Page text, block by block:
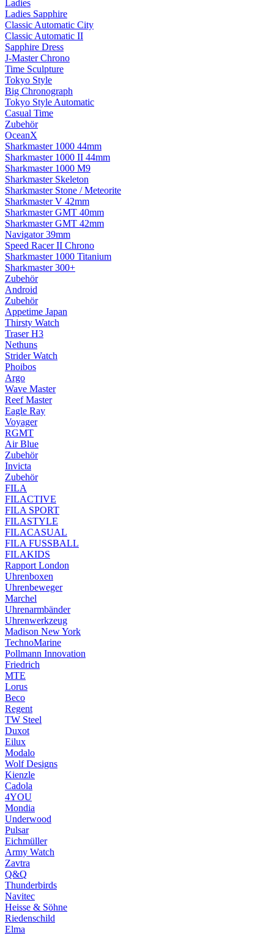
Ladies
Ladies Sapphire
Classic Automatic City
Classic Automatic II
Sapphire Dress
J-Master Chrono
Time Sculpture
Tokyo Style
Big Chronograph
Tokyo Style Automatic
Casual Time
Zubehör
OceanX
Sharkmaster 1000 44mm
Sharkmaster 1000 II 44mm
Sharkmaster 1000 M9
Sharkmaster Skeleton
Sharkmaster Stone / Meteorite
Sharkmaster V 42mm
Sharkmaster GMT 40mm
Sharkmaster GMT 42mm
Navigator 39mm
Speed Racer II Chrono
Sharkmaster 1000 Titanium
Sharkmaster 300+
Zubehör
Android
Zubehör
Appetime Japan
Thirsty Watch
Traser H3
Nethuns
Strider Watch
Phoibos
Argo
Wave Master
Reef Master
Eagle Ray
Voyager
RGMT
Air Blue
Zubehör
Invicta
Zubehör
FILA
FILACTIVE
FILA SPORT
FILASTYLE
FILACASUAL
FILA FUSSBALL
FILAKIDS
Rapport London
Uhrenboxen
Uhrenbeweger
Marchel
Uhrenarmbänder
Uhrenwerkzeug
Madison New York
TechnoMarine
Pollmann Innovation
Friedrich
MTE
Lorus
Beco
Regent
TW Steel
Duxot
Eilux
Modalo
Wolf Designs
Kienzle
Cadola
4YOU
Mondia
Underwood
Pulsar
Eichmüller
Army Watch
Zavtra
Q&Q
Thunderbirds
Navitec
Heisse & Söhne
Riedenschild
Elma